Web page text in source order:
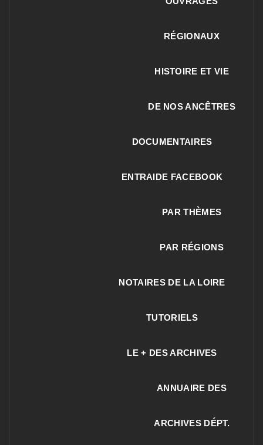
RÉGIONAUX
HISTOIRE ET VIE
DE NOS ANCÊTRES
DOCUMENTAIRES
ENTRAIDE FACEBOOK
PAR THÈMES
PAR RÉGIONS
NOTAIRES DE LA LOIRE
TUTORIELS
LE + DES ARCHIVES
ANNUAIRE DES
ARCHIVES DÉPT.